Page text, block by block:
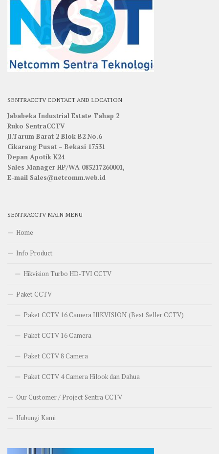
SENTRACCTV CONTACT AND LOCATION
Jababeka Industrial Estate Tahap 2
Ruko SentraCCTV
Jl.Tarum Barat 2 Blok B2 No.6
Cikarang Pusat – Bekasi 17531
Depan Apotik K24
Sales Manager HP/WA 085217260001,
E-mail Sales@netcomm.web.id
SENTRACCTV MAIN MENU
Home
Info Product
Hikvision Turbo HD-TVI CCTV
Paket CCTV
Paket CCTV 16 Camera HIKVISION (Best Seller CCTV)
Paket CCTV 16 Camera
Paket CCTV 8 Camera
Paket CCTV 4 Camera Hilook dan Dahua
Our Customer / Project Sentra CCTV
Hubungi Kami